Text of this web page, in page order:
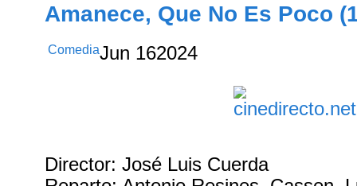
Amanece, Que No Es Poco
ComediaJun 162024
Director: José Luis Cuerda